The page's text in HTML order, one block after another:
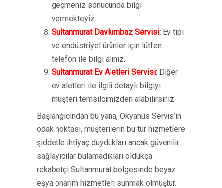
geçmeniz sonucunda bilgi
vermekteyiz.
Sultanmurat Davlumbaz Servisi: Ev tipi
ve endüstriyel ürünler için lütfen
telefon ile bilgi alınız.
Sultanmurat Ev Aletleri Servisi: Diğer
ev aletleri ile ilgili detaylı bilgiyi
müşteri temsilcimizden alabilirsiniz.
Başlangıcından bu yana, Okyanus Servis’in
odak noktası, müşterilerin bu tür hizmetlere
şiddetle ihtiyaç duydukları ancak güvenilir
sağlayıcılar bulamadıkları oldukça
rekabetçi Sultanmurat bölgesinde beyaz
eşya onarım hizmetleri sunmak olmuştur.